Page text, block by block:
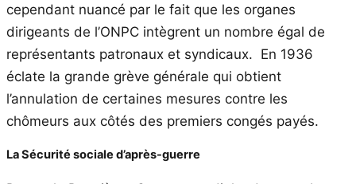
cependant nuancé par le fait que les organes
dirigeants de l’ONPC intègrent un nombre égal de
représentants patronaux et syndicaux. En 1936
éclate la grande grève générale qui obtient
l’annulation de certaines mesures contre les
chômeurs aux côtés des premiers congés payés.
La Sécurité sociale d’après-guerre